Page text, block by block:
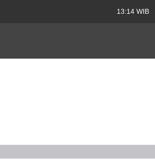
13:14 WIB